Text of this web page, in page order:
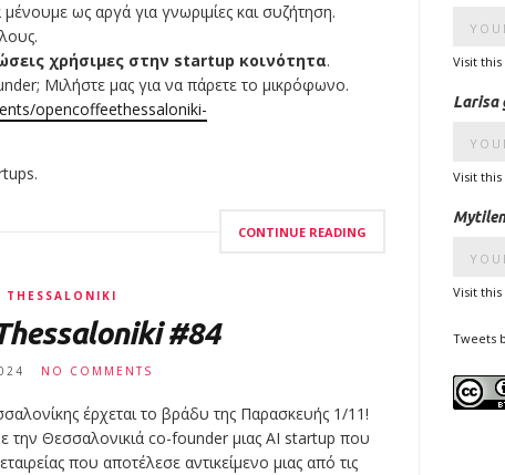
ως αργά για γνωριμίες και συζήτηση.
χρήσιμες στην startup κοινότητα.
Μιλήστε μας για να πάρετε το μικρόφωνο.
opencoffeethessaloniki-
CONTINUE READING
THESSALONIKI
#84
NO COMMENTS
έρχεται το βράδυ της Παρασκευής 1/11!
την Θεσσαλονικιά co-founder μιας AI startup που
που αποτέλεσε αντικείμενο μιας από τις
Visit
Larisa
Visit
Visit
Tweets